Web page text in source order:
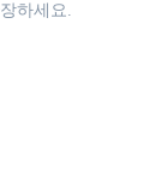
하세요.